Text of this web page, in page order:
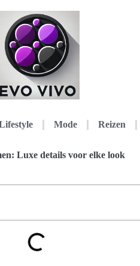
Mode Reizen
Luxe details voor elke look